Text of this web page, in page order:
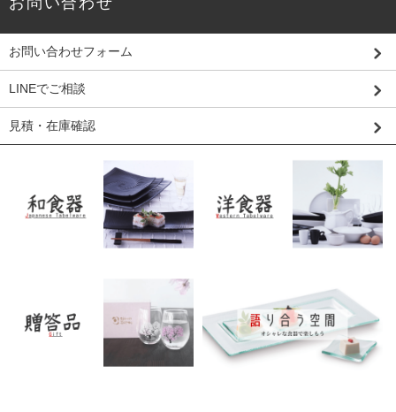
お問い合わせフォーム
LINEでご相談
見積・在庫確認